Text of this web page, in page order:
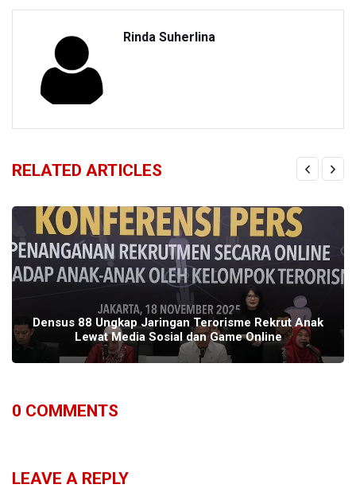
Rinda Suherlina
RELATED ARTICLES
Densus 88 Ungkap Jaringan Terorisme Rekrut Anak
Lewat Media Sosial dan Game Online
0 COMMENTS
LEAVE A REPLY